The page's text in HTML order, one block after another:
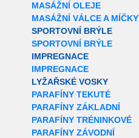
MASÁŽNÍ OLEJE
MASÁŽNÍ VÁLCE A MÍČKY
SPORTOVNÍ BRÝLE
SPORTOVNÍ BRÝLE
IMPREGNACE
IMPREGNACE
LYŽAŘSKÉ VOSKY
PARAFÍNY TEKUTÉ
PARAFÍNY ZÁKLADNÍ
PARAFÍNY TRÉNINKOVÉ
PARAFÍNY ZÁVODNÍ